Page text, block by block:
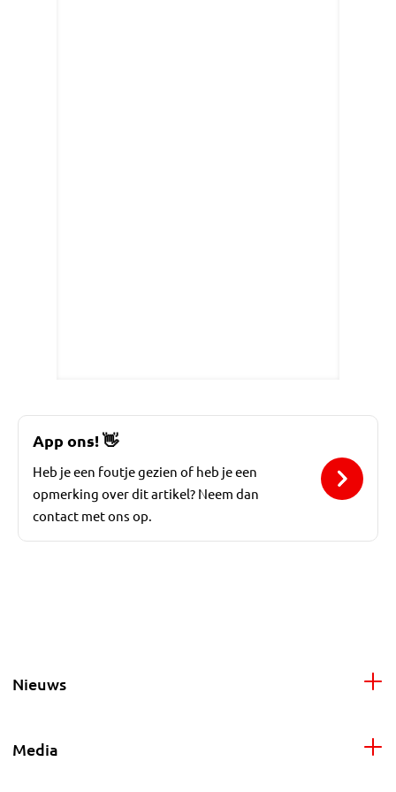
App ons!👋
Heb je een foutje gezien of heb je een
opmerking over dit artikel? Neem dan
contact met ons op.
Nieuws
Media